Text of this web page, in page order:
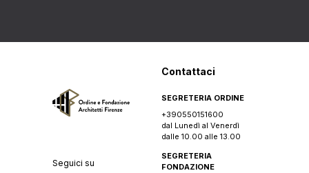
Seguici su
Contattaci
SEGRETERIA ORDINE
+390550151600
dal Lunedì al Venerdì
dalle 10.00 alle 13.00
SEGRETERIA
FONDAZIONE